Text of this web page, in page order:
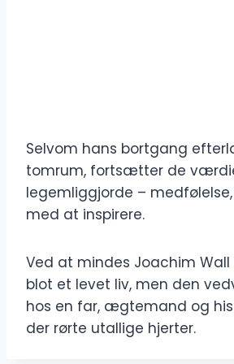
Selvom hans bortgang
tomrum, fortsætter de
legemliggjorde –
med at inspirere.
Ved at mindes Joachim
blot et levet liv, men den
hos en far, ægtemand og
der rørte utallige hjerter.